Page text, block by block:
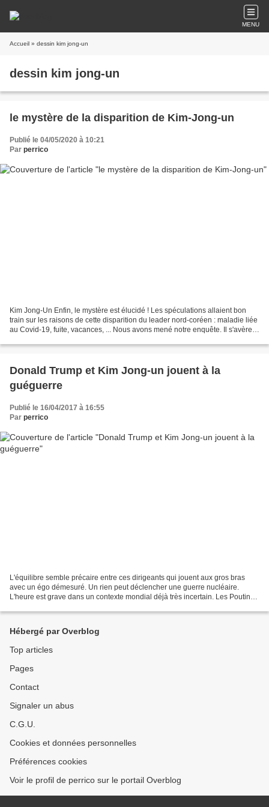
MENU
Accueil » dessin kim jong-un
dessin kim jong-un
le mystère de la disparition de Kim-Jong-un
Publié le 04/05/2020 à 10:21
Par perrico
Kim Jong-Un Enfin, le mystère est élucidé ! Les spéculations allaient bon
train sur les raisons de cette disparition du leader nord-coréen : maladie liée
au Covid-19, fuite, vacances, ... Nous avons mené notre enquête. Il s'avère
Donald Trump et Kim Jong-un jouent à la
guéguerre
Publié le 16/04/2017 à 16:55
Par perrico
L'équilibre semble précaire entre ces dirigeants qui jouent aux gros bras
avec un égo démesuré. Un rien peut déclencher une guerre nucléaire.
L'heure est grave dans un contexte mondial déjà très incertain. Les Poutine,
Hébergé par Overblog
Top articles
Pages
Contact
Signaler un abus
C.G.U.
Cookies et données personnelles
Préférences cookies
Voir le profil de perrico sur le portail Overblog